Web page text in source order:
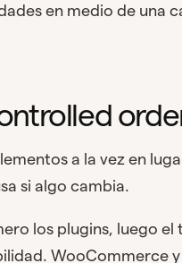
en medio de una
a la vez en
si algo cambia.
los plugins, luego
WooCommerce